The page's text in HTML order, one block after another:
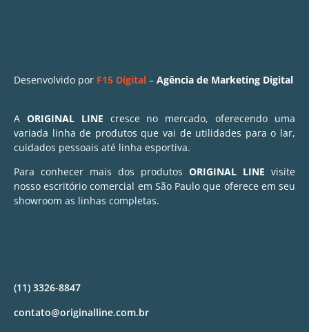
Desenvolvido por F15 Digital – Agência de Marketing Digital
A ORIGINAL LINE cresce no mercado, oferecendo uma
variada linha de produtos que vai de utilidades para o lar,
cuidados pessoais até linha esportiva.
Para conhecer mais dos produtos ORIGINAL LINE visite
nosso escritório comercial em São Paulo que oferece em seu
showroom as linhas completas.
(11) 3326-8847
contato@originalline.com.br